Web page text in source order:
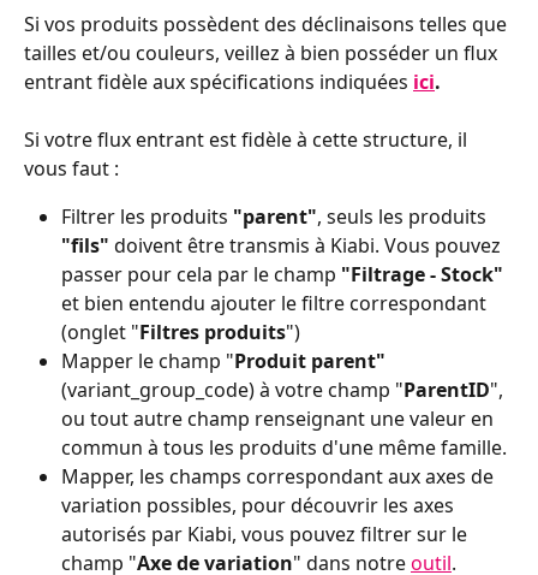
Si vos produits possèdent des déclinaisons telles que
tailles et/ou couleurs, veillez à bien posséder un flux
entrant fidèle aux spécifications indiquées ici.
Si votre flux entrant est fidèle à cette structure, il
vous faut :
Filtrer les produits "parent", seuls les produits
"fils" doivent être transmis à Kiabi. Vous pouvez
passer pour cela par le champ "Filtrage - Stock"
et bien entendu ajouter le filtre correspondant
(onglet "Filtres produits")
Mapper le champ "Produit parent"
(variant_group_code) à votre champ "ParentID",
ou tout autre champ renseignant une valeur en
commun à tous les produits d'une même famille.
Mapper, les champs correspondant aux axes de
variation possibles, pour découvrir les axes
autorisés par Kiabi, vous pouvez filtrer sur le
champ "Axe de variation" dans notre outil.